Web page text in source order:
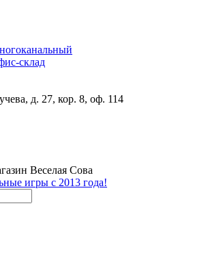
склад
д. 27, кор. 8, оф. 114
Веселая Сова
игры с 2013 года!